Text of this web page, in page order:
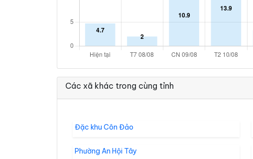
Các xã khác trong cùng tỉnh
Đặc khu Côn Đảo
Phường An Hội Tây